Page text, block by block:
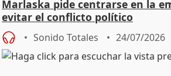
Marlaska pide centrarse en la
evitar el conflicto político
Sonido Totales 24/07/2026